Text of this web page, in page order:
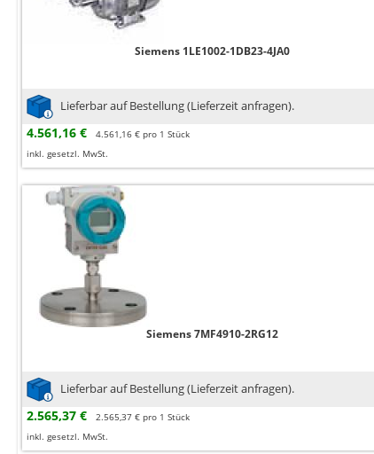
Siemens 1LE1002-1DB23-4JA0
Lieferbar auf Bestellung (Lieferzeit anfragen).
4.561,16 €
4.561,16 € pro 1 Stück
inkl. gesetzl. MwSt.
Siemens 7MF4910-2RG12
Lieferbar auf Bestellung (Lieferzeit anfragen).
2.565,37 €
2.565,37 € pro 1 Stück
inkl. gesetzl. MwSt.